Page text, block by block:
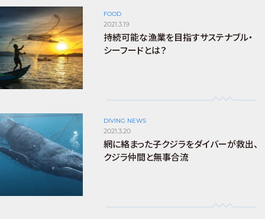
FOOD
2021.3.19
持続可能な漁業を目指すサステナブル・
シーフードとは？
DIVING NEWS
2021.3.20
網に絡まった子クジラをダイバーが救出、
クジラ仲間と無事合流